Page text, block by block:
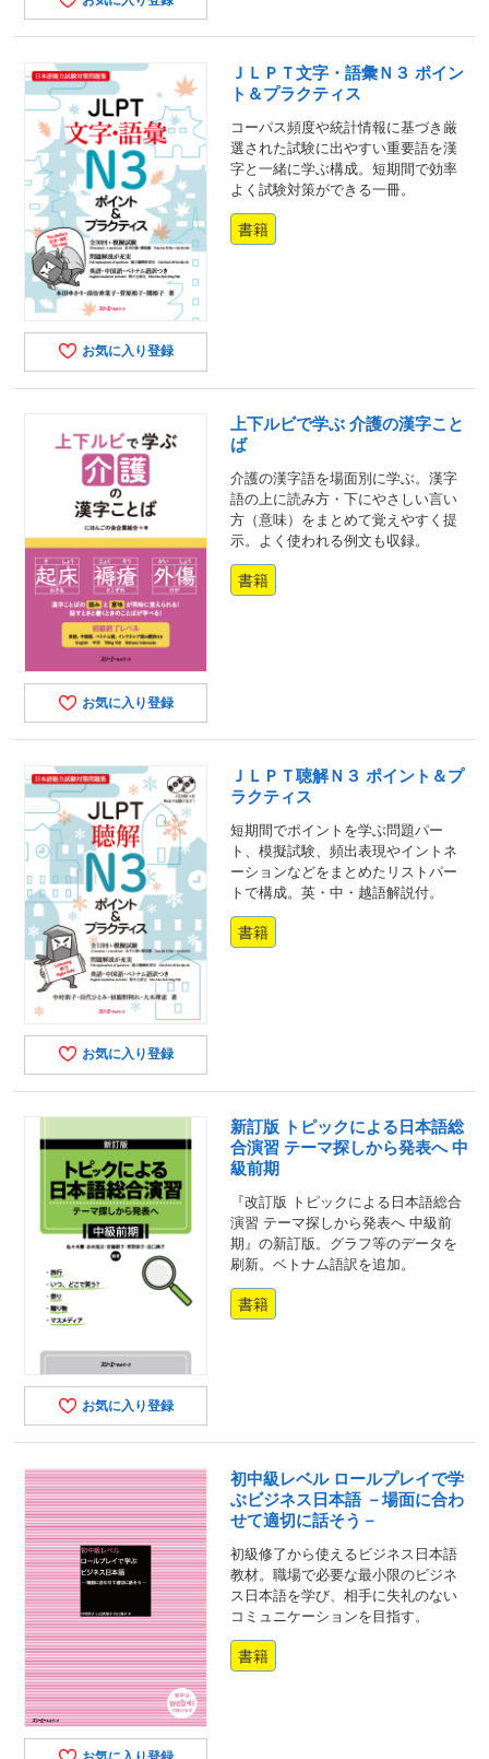
お気に入り登録
ＪＬＰＴ文字・語彙Ｎ３ ポイン
ト＆プラクティス
コーパス頻度や統計情報に基づき厳
選された試験に出やすい重要語を漢
字と一緒に学ぶ構成。短期間で効率
よく試験対策ができる一冊。
書籍
お気に入り登録
上下ルビで学ぶ 介護の漢字こと
ば
介護の漢字語を場面別に学ぶ。漢字
語の上に読み方・下にやさしい言い
方（意味）をまとめて覚えやすく提
示。よく使われる例文も収録。
書籍
お気に入り登録
ＪＬＰＴ聴解Ｎ３ ポイント＆プ
ラクティス
短期間でポイントを学ぶ問題パー
ト、模擬試験、頻出表現やイントネ
ーションなどをまとめたリストパー
トで構成。英・中・越語解説付。
書籍
お気に入り登録
新訂版 トピックによる日本語総
合演習 テーマ探しから発表へ 中
級前期
『改訂版 トピックによる日本語総合
演習 テーマ探しから発表へ 中級前
期』の新訂版。グラフ等のデータを
刷新。ベトナム語訳を追加。
書籍
初中級レベル ロールプレイで学
ぶビジネス日本語 －場面に合わ
せて適切に話そう－
初級修了から使えるビジネス日本語
教材。職場で必要な最小限のビジネ
ス日本語を学び、相手に失礼のない
コミュニケーションを目指す。
書籍